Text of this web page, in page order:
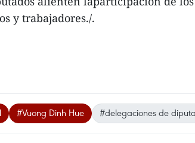
y trabajadores./.
#Vuong Dinh Hue #delegaciones de